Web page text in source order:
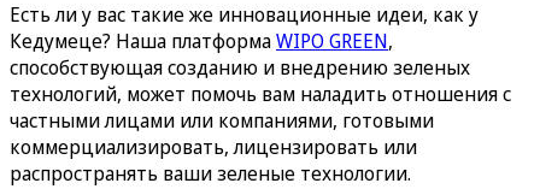
Есть ли у вас такие же инновационные идеи, как у
Кедумеце? Наша платформаWIPO GREEN,
способствующая созданию и внедрению зеленых
технологий, может помочь вам наладить отношения с
частными лицами или компаниями, готовыми
коммерциализировать, лицензировать или
распространять ваши зеленые технологии.